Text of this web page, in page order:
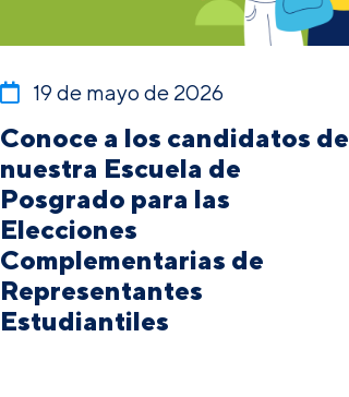
19 de mayo de 2026
Conoce a los candidatos de
nuestra Escuela de
Posgrado para las
Elecciones
Complementarias de
Representantes
Estudiantiles